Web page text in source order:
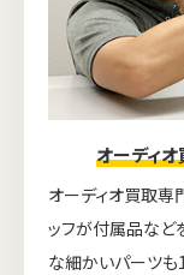
オーディ
オーディオ買取専
ッフが付属品など
な細かいパーツも